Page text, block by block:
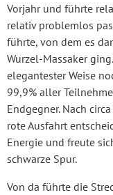
Vorjahr und führte
relativ problemlos
führte, von dem es
Wurzel-Massaker
elegantester Weise
99,9% aller
Endgegner. Nach
rote Ausfahrt
Energie und freute
schwarze Spur.
Von da führte die